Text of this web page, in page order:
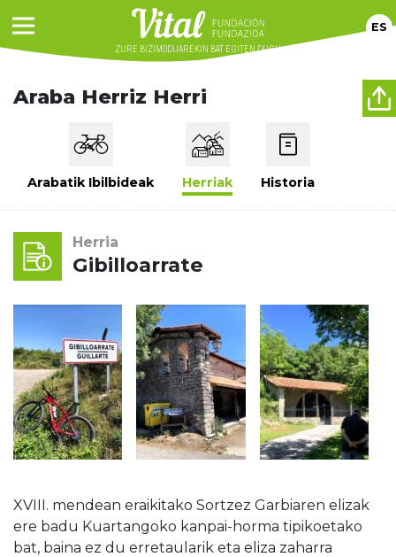
ZURE BIZIMODUAREKIN BAT EGITEN DUGU
ES
Araba Herriz Herri
Arabatik Ibilbideak Herriak Historia
Herria
Gibilloarrate
XVIII. mendean eraikitako Sortzez Garbiaren elizak
ere badu Kuartangoko kanpai-horma tipikoetako
bat, baina ez du erretaularik eta eliza zaharra